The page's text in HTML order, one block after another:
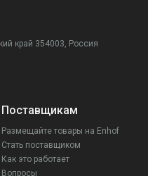
край 354003, Россия
Поставщикам
Размещайте товары на Enhof
Стать поставщиком
Как это работает
Вопросы